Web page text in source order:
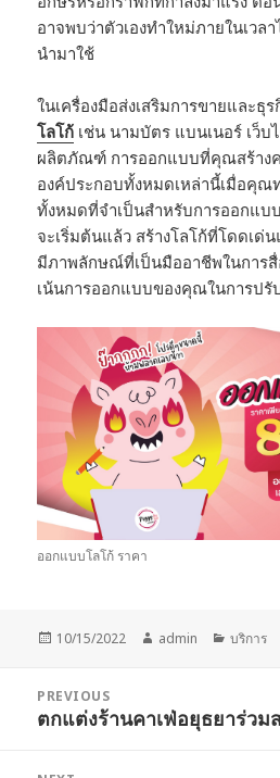
อาจพบว่าตัวเองทำใหม่ภายในเว
นำมาใช้
ในเครื่องมือส่งเสริมการขายและธุ
โลโก้ เช่น นามบัตร แบนเนอร์ เว็
ผลิตภัณฑ์ การออกแบบที่คุณสร้าง
องค์ประกอบทั้งหมดเหล่านี้เมื่อคุ
ทั้งหมดที่จำเป็นสำหรับการออกแ
จะเริ่มต้นแล้ว สร้างโลโก้ที่โดดเ
มีภาพลักษณ์ที่เป็นมืออาชีพในการ
เน้นการออกแบบของคุณในการปรั
ออกแบบโลโก้ ราคา
Posted
10/15/2022 Author
admin บริการ
navigation
PREVIOUS
Previous
ตกแต่งร้านคาเฟ่อยุธยาร่วม